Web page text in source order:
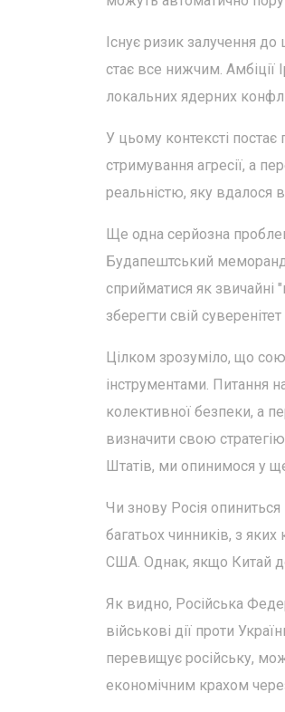
Існує ризик залучення
стає все нижчим. Амбіції
локальних ядерних
У цьому контексті
стримування агресії, а
реальністю, яку вдалося
Ще одна серйозна
Будапештський
сприйматися як звичайні
зберегти свій
Цілком зрозуміло, що
інструментами. Питання
колективної безпеки, а
визначити свою
Штатів, ми опинимося у
Чи знову Росія
багатьох чинників, з
США. Однак, якщо Китай
Як видно, Російська
військові дії проти
перевищує російську,
економічним крахом